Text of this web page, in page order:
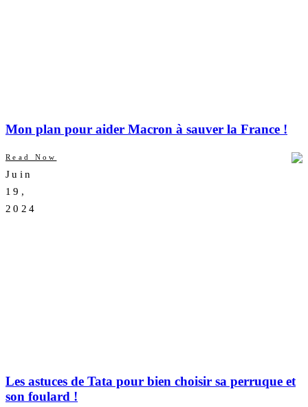
Mon plan pour aider Macron à sauver la France !
Read Now
Juin
19,
2024
Les astuces de Tata pour bien choisir sa perruque et
son foulard !